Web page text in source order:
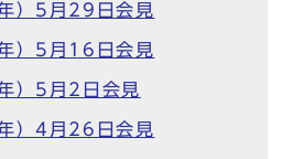
）5月29日会見
）5月16日会見
）5月2日会見
）4月26日会見